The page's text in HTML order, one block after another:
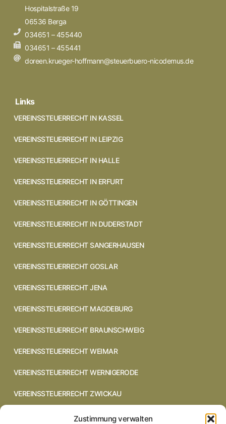
Zustimmung verwalten
Hospitalstraße 19
06536 Berga
034651 – 455440
034651 – 455441
doreen.krueger-hoffmann@steuerbuero-nicodemus.de
Links
VEREINSSTEUERRECHT IN KASSEL
VEREINSSTEUERRECHT IN LEIPZIG
VEREINSSTEUERRECHT IN HALLE
VEREINSSTEUERRECHT IN ERFURT
VEREINSSTEUERRECHT IN GÖTTINGEN
VEREINSSTEUERRECHT IN DUDERSTADT
VEREINSSTEUERRECHT SANGERHAUSEN
VEREINSSTEUERRECHT GOSLAR
VEREINSSTEUERRECHT JENA
VEREINSSTEUERRECHT MAGDEBURG
VEREINSSTEUERRECHT BRAUNSCHWEIG
VEREINSSTEUERRECHT WEIMAR
VEREINSSTEUERRECHT WERNIGERODE
VEREINSSTEUERRECHT ZWICKAU
VEREINSSTEUERRECHT CHEMNITZ